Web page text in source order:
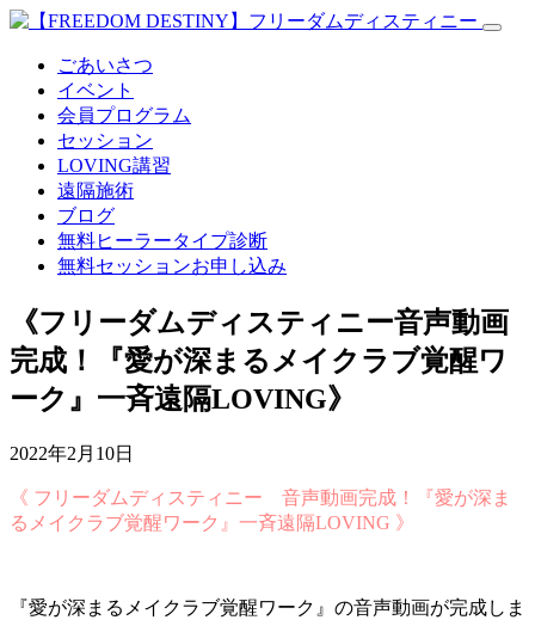
ごあいさつ
イベント
会員プログラム
セッション
LOVING講習
遠隔施術
ブログ
無料ヒーラータイプ診断
無料セッションお申し込み
《フリーダムディスティニー音声動画
完成！『愛が深まるメイクラブ覚醒ワ
ーク』一斉遠隔LOVING》
2022年2月10日
《 フリーダムディスティニー 音声動画完成！『愛が深ま
るメイクラブ覚醒ワーク』一斉遠隔LOVING 》
『愛が深まるメイクラブ覚醒ワーク』の音声動画が完成しま